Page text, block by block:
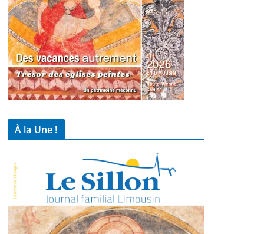
À la Une !